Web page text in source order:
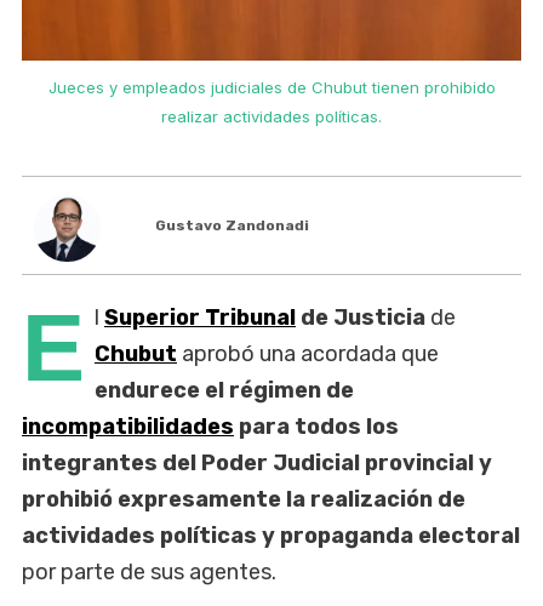
Jueces y empleados judiciales de Chubut tienen prohibido
realizar actividades políticas.
Gustavo Zandonadi
E l Superior Tribunal de Justicia de
Chubut aprobó una acordada que
endurece el régimen de
incompatibilidades para todos los
integrantes del Poder Judicial provincial y
prohibió expresamente la realización de
actividades políticas y propaganda electoral
por parte de sus agentes.